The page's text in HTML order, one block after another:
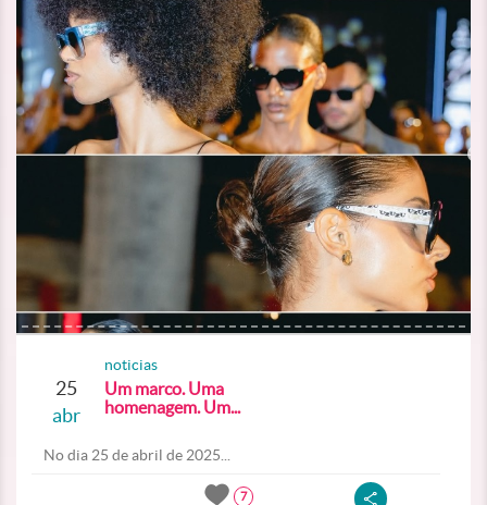
25
abr
noticias
Um marco. Uma
homenagem. Um...
No dia 25 de abril de 2025...
7